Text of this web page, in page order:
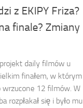
z EKIPY Friza?
finale? Zmiany
daily filmów u
finałem, w którym
wrzucone 12 filmów. W
rozpłakał się i było mu